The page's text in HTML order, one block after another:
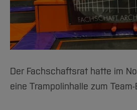
Der Fachschaftsrat hatte im
eine Trampolinhalle zum